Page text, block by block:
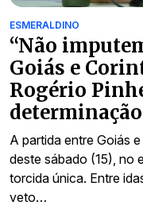
ESMERALDINO
“Não
Goiás e
Rogério
A partida entre Goiás
deste sábado (15), no
torcida única. Entre
veto…